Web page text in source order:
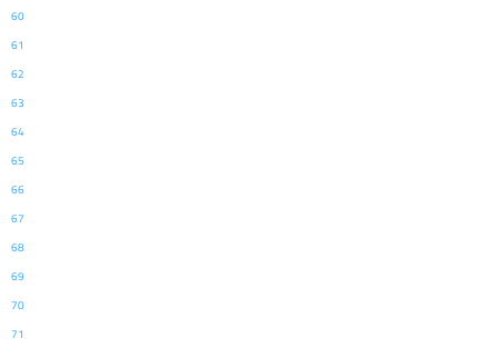
60
61
62
63
64
65
66
67
68
69
70
71